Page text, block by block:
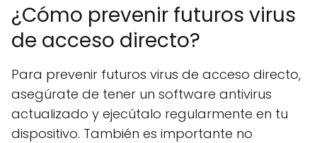
¿Cómo prevenir futuros virus
de acceso directo?
Para prevenir futuros virus de acceso directo,
asegúrate de tener un software antivirus
actualizado y ejecútalo regularmente en tu
dispositivo. También es importante no